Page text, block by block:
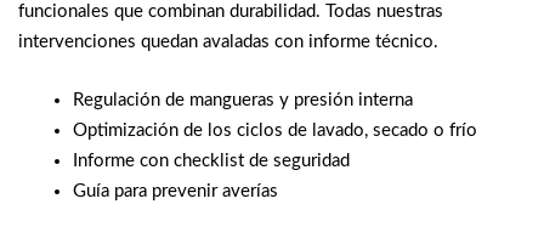
funcionales que combinan durabilidad. Todas nuestras
intervenciones quedan avaladas con informe técnico.
Regulación de mangueras y presión interna
Optimización de los ciclos de lavado, secado o frío
Informe con checklist de seguridad
Guía para prevenir averías